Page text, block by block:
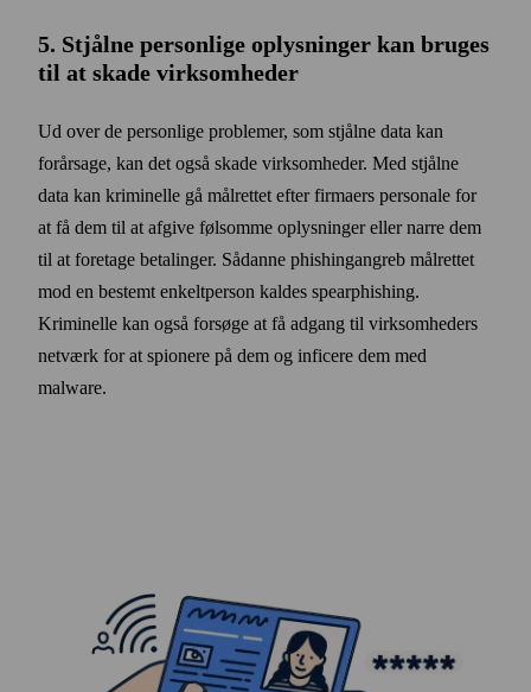
5. Stjålne personlige oplysninger kan bruges
til at skade virksomheder
Ud over de personlige problemer, som stjålne data kan
forårsage, kan det også skade virksomheder. Med stjålne
data kan kriminelle gå mål­rettet efter firmaers personale for
at få dem til at afgive følsomme oplysninger eller narre dem
til at foretage betalinger. Sådanne phishing­angreb mål­rettet
mod en bestemt enkelt­person kaldes spear­phishing.
Kriminelle kan også forsøge at få adgang til virksomheders
netværk for at spionere på dem og inficere dem med
malware.